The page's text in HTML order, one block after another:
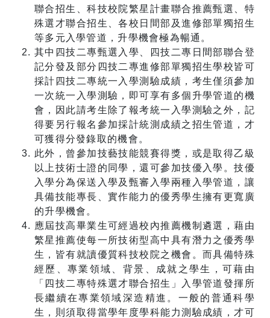
聯合招生、科技校院繁星計畫聯合推薦甄選、特
殊選才聯合招生、各校日間部及進修部單獨招生
等多元入學管道，升學機會極為暢通。
其中四技二專甄選入學、四技二專日間部聯合登
記分發及部分四技二專進修部單獨招生學校皆可
採計四技二專統一入學測驗成績，考生僅須參加
一次統一入學測驗，即可享有多個升學管道的機
會，因此請考生除了報考統一入學測驗之外，記
得要另行報名參加採計統測成績之招生管道，才
可獲得分發錄取的機會。
此外，曾參加技藝技能競賽得獎，或是取得乙級
以上技術士證的同學，還可參加技優入學。技優
入學分為保送入學及甄審入學兩種入學管道，讓
具備技能專長、實作能力的優秀學生擁有更寬廣
的升學機會。
應屆技高畢業生可經過校內推薦機制遴選，藉由
繁星推薦使每一所技術型高中具有潛力之優秀學
生，皆有就讀優質科技校院之機會。而具備特殊
經歷、專業領域、背景、成就之學生，可藉由
「四技二專特殊選才聯合招生」入學管道發揮所
長繼續在專業領域深造精進。一般的普通科學
生，則須取得當學年度學科能力測驗成績，才可